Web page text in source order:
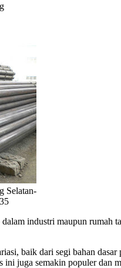
Selatan-
industri maupun rumah
baik dari segi bahan
juga semakin populer dan